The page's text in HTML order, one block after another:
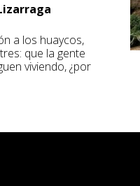
a los huaycos,
que la gente
viviendo, ¿por